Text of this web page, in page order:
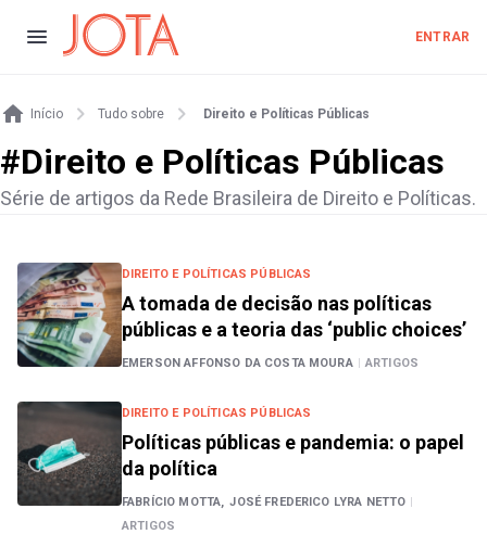
ENTRAR
Início Tudo sobre Direito e Políticas Públicas
#Direito e Políticas Públicas
Série de artigos da Rede Brasileira de Direito e Políticas.
DIREITO E POLÍTICAS PÚBLICAS
A tomada de decisão nas políticas
públicas e a teoria das ‘public choices’
EMERSON AFFONSO DA COSTA MOURA | ARTIGOS
DIREITO E POLÍTICAS PÚBLICAS
Políticas públicas e pandemia: o papel
da política
FABRÍCIO MOTTA, JOSÉ FREDERICO LYRA NETTO |
ARTIGOS